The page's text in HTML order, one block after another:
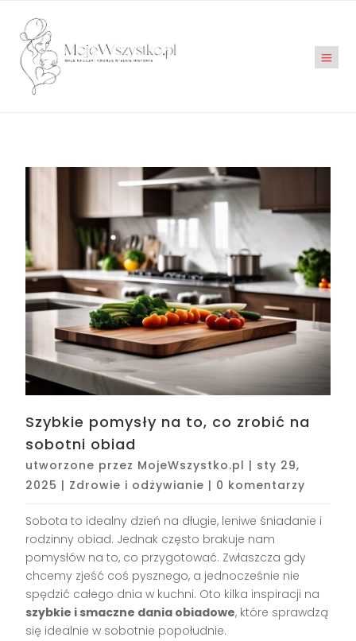
Szybkie pomysły na to, co zrobić na
sobotni obiad
utworzone przez MojeWszystko.pl | sty 29,
2025 | Zdrowie i odżywianie | 0 komentarzy
Sobota to idealny dzień na długie, leniwe śniadanie i
rodzinny obiad. Jednak często brakuje nam
pomysłów na to, co przygotować. Zwłaszcza gdy
chcemy zjeść coś pysznego, a jednocześnie nie
spędzić całego dnia w kuchni. Oto kilka inspiracji na
szybkie i smaczne dania obiadowe, które sprawdzą
się idealnie w sobotnie popołudnie.